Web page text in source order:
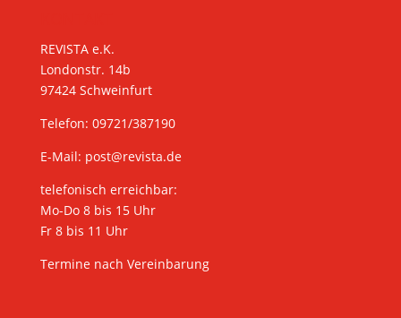
REVISTA e.K.
Londonstr. 14b
97424 Schweinfurt
Telefon: 09721/387190
E-Mail: post@revista.de
telefonisch erreichbar:
Mo-Do 8 bis 15 Uhr
Fr 8 bis 11 Uhr
Termine nach Vereinbarung